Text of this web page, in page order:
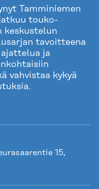
Tamminiemen
touko-
keskustelun
tavoitteena
ja
vahvistaa kykyä
15,